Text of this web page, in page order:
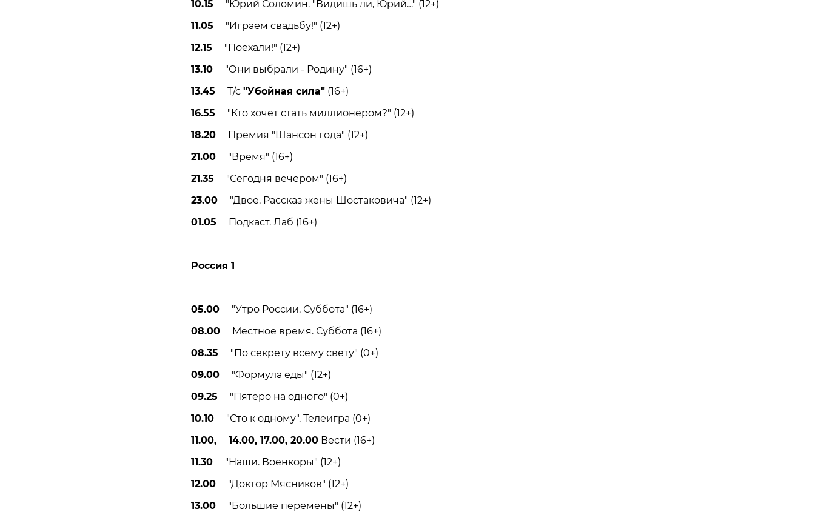
10.15 "Юрий Соломин. "Видишь ли, Юрий…" (12+)
11.05 "Играем свадьбу!" (12+)
12.15 "Поехали!" (12+)
13.10"Они выбрали - Родину" (16+)
13.45 Т/с "Убойная сила"(16+)
16.55 "Кто хочет стать миллионером?" (12+)
18.20Премия "Шансон года" (12+)
21.00"Время" (16+)
21.35 "Сегодня вечером" (16+)
23.00"Двое. Рассказ жены Шостаковича" (12+)
01.05 Подкаст. Лаб (16+)
Россия 1
05.00"Утро России. Суббота" (16+)
08.00Местное время. Суббота (16+)
08.35 "По секрету всему свету" (0+)
09.00"Формула еды" (12+)
09.25 "Пятеро на одного" (0+)
10.10"Сто к одному". Телеигра (0+)
11.00, 14.00, 17.00, 20.00Вести (16+)
11.30"Наши. Военкоры" (12+)
12.00"Доктор Мясников" (12+)
13.00"Большие перемены" (12+)